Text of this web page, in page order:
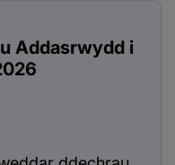
Addasrwydd i